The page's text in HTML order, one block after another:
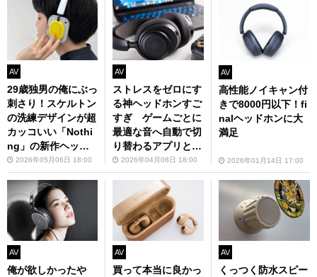
AV
29歳独男の俺にぶっ
刺さり！スケルトン
の洗練デザインが超
カッコいい「Nothi
ng」の新作ヘッド
ホン2026年05月06日 18:00
AV
ストレスをゼロにす
る神ヘッドホンすご
すぎ ゲームごとに
最適な音へ自動で切
り替わるアプリと連
携2026年04月08日 18:00
AV
高性能ノイキャン付
きで8000円以下！fi
nalヘッドホンに大
満足
2026年01月14日 17:00
AV
俺が欲しかったや
AV
買って本当に良かっ
AV
くっつく防水スピー